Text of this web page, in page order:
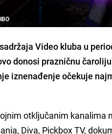
Video kluba u
donosi prazničnu
iznenađenje očekuje
otključanim kanalima
Diva, Pickbox TV,